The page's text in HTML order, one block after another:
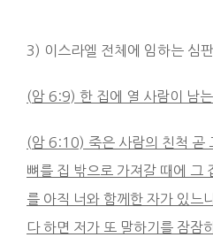
3) 이스라엘 전체에 임하는 심판
(암 6:9) 한 집에 열 사람이 남
(암 6:10) 죽은 사람의 친척 곧
뼈를 집 밖으로 가져갈 때에 그
를 아직 너와 함께한 자가 있느
다 하면 저가 또 말하기를 잠잠